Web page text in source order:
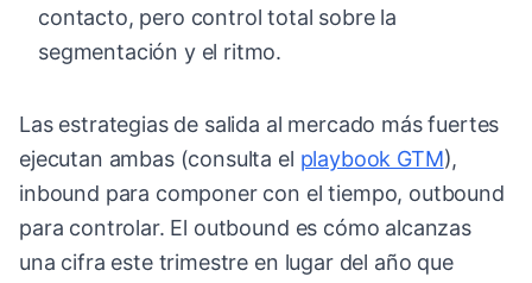
contacto, pero control total sobre la
segmentación y el ritmo.
Las estrategias de salida al mercado más fuertes
ejecutan ambas (consulta el playbook GTM),
inbound para componer con el tiempo, outbound
para controlar. El outbound es cómo alcanzas
una cifra este trimestre en lugar del año que